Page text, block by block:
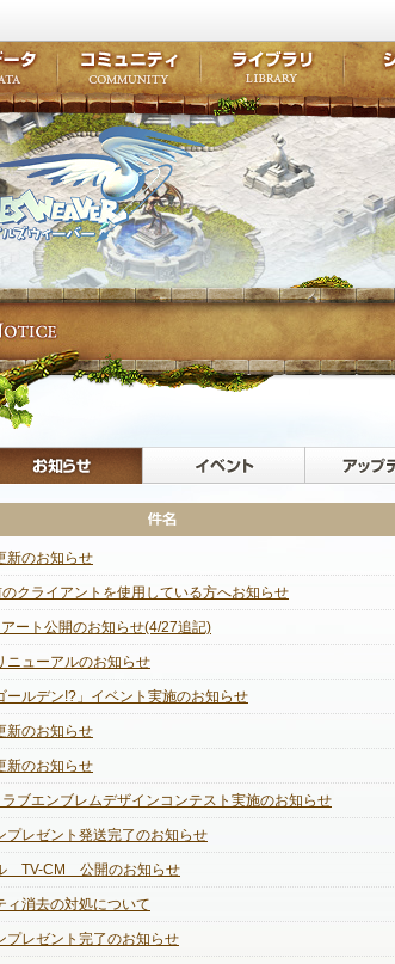
テイルズウィーバー
最新情報 お知らせ イベント
新のお知らせ
クライアントを使用している方へお知らせ
ート公開のお知らせ(4/27追記)
ニューアルのお知らせ
ールデン!?」イベント実施のお知らせ
新のお知らせ
新のお知らせ
ブエンブレムデザインコンテスト実施のお知らせ
プレゼント発送完了のお知らせ
TV-CM 公開のお知らせ
ィ消去の対処について
プレゼント完了のお知らせ
ド
イント
ゲームデータ
ルーンスキル
コミュニティ
コミュニティポイント
ラ